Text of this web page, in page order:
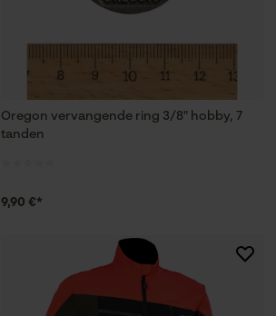
Oregon vervangende ring 3/8" hobby, 7
tanden
9,90 €*
Geo-IP en
YouTube-video's
Google Global